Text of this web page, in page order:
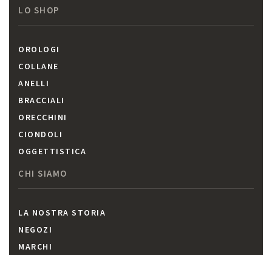
LO SHOP
OROLOGI
COLLANE
ANELLI
BRACCIALI
ORECCHINI
CIONDOLI
OGGETTISTICA
CHI SIAMO
LA NOSTRA STORIA
NEGOZI
MARCHI